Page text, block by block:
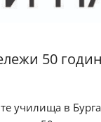
50
училища в